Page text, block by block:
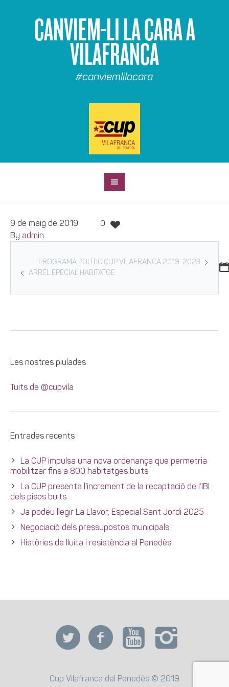
CANVIEM-LI LA CARA A
VILAFRANCA
#canviemlilacara
9 de maig de 2019 0
By admin
PROGRAMA POLÍTIC CUP VILAFRANCA 2019-2023
ARREL EPECIAL HABITATGE
Les nostres piulades
Tuits de @cupvila
Entrades recents
La CUP impulsa una nova ordenança que permetria
mobilitzar fins a 800 habitatges buits
La CUP presenta l’increment de la recaptació de l’IBI
dels pisos buits
Ja podeu llegir La Llavor, Especial Sant Jordi 2025
Negociació dels pressupostos municipals
Històries de lluita i resistència al Penedès
Cup Vilafranca del Penedès © 2019